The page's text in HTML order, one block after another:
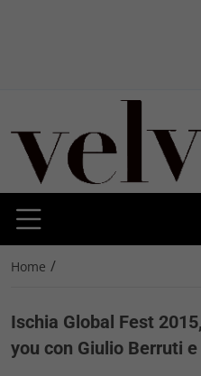
Home /
Ischia Global Fest
you con Giulio Berruti